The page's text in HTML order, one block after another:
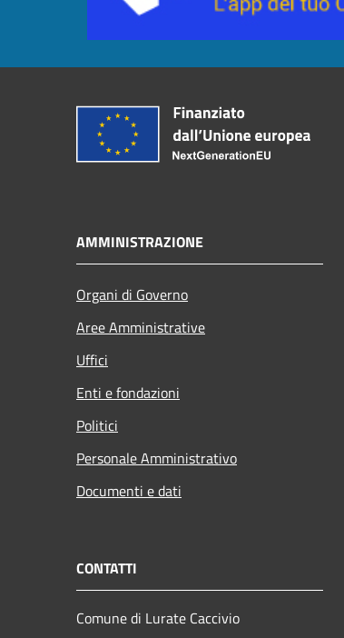
AMMINISTRAZIONE
Organi di Governo
Aree Amministrative
Uffici
Enti e fondazioni
Politici
Personale Amministrativo
Documenti e dati
CONTATTI
Comune di Lurate Caccivio